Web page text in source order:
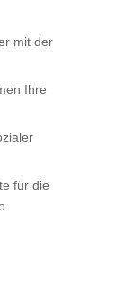
mit der
Ihre
für die